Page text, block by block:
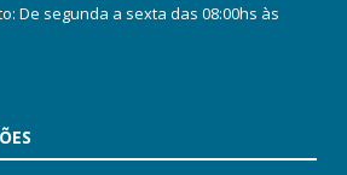
De segunda a sexta das 08:00hs às